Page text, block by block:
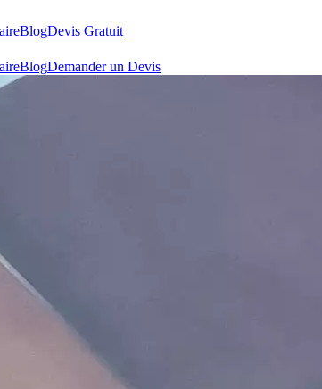
BlogDevis Gratuit
BlogDemander un Devis